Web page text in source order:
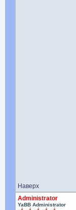
Наверх
Administrator
YaBB Administrator